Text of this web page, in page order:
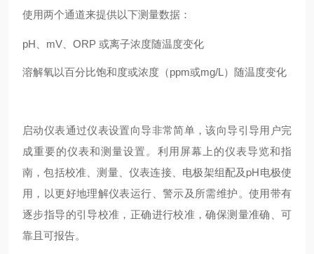
使用两个通道来提供以下测量数据：
pH、mV、ORP 或离子浓度随温度变化
溶解氧以百分比饱和度或浓度（ppm或mg/L）随温度变化
启动仪表通过仪表设置向导非常简单，该向导引导用户完
成重要的仪表和测量设置。利用屏幕上的仪表导览和指
南，包括校准、测量、仪表连接、电极架组配及pH电极使
用，以更好地理解仪表运行、警示及所需维护。使用带有
逐步指导的引导校准，正确进行校准，确保测量准确、可
靠且可报告。